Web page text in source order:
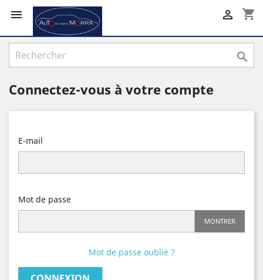
 shopping_cart


Connectez-vous à votre compte
E-mail
Mot de passe
MONTRER
Mot de passe oublié ?